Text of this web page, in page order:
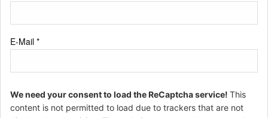
E-Mail *
We need your consent to load the ReCaptcha service! This
content is not permitted to load due to trackers that are not